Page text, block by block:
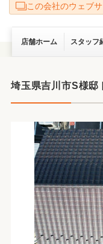
この会社のウェブ
店舗ホーム スタッフ
埼玉県吉川市S様邸